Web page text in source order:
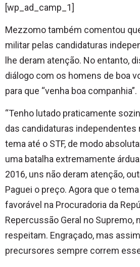
[wp_ad_camp_1]
Mezzomo também comentou
militar pelas candidaturas
lhe deram atenção. No entanto,
diálogo com os homens de boa
para que “venha boa companhia”.
“Tenho lutado praticamente
das candidaturas independentes
tema até o STF, de modo
uma batalha extremamente
2016, uns não deram atenção,
Paguei o preço. Agora que o
favorável na Procuradoria da
Repercussão Geral no Supremo,
respeitam. Engraçado, mas
precursores sempre correm